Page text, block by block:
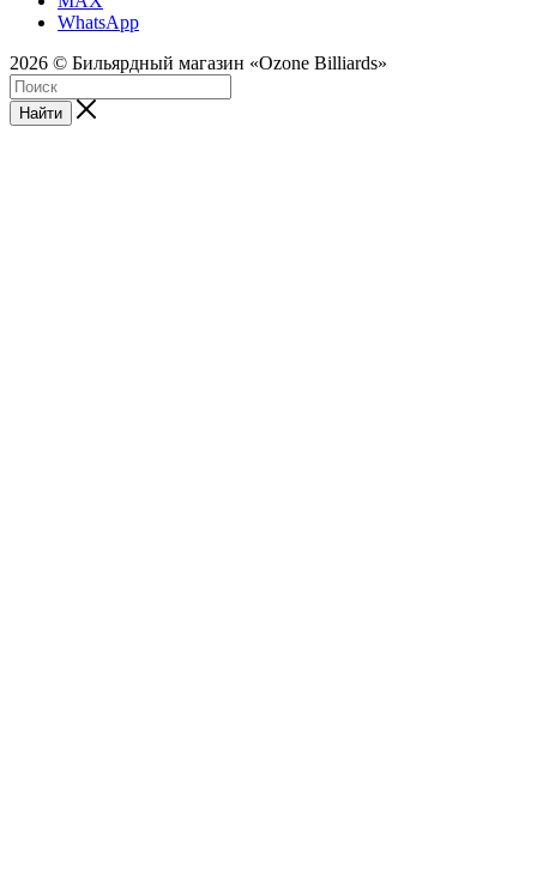
WhatsApp
2026 © Бильярдный магазин «Ozone Billiards»
Найти